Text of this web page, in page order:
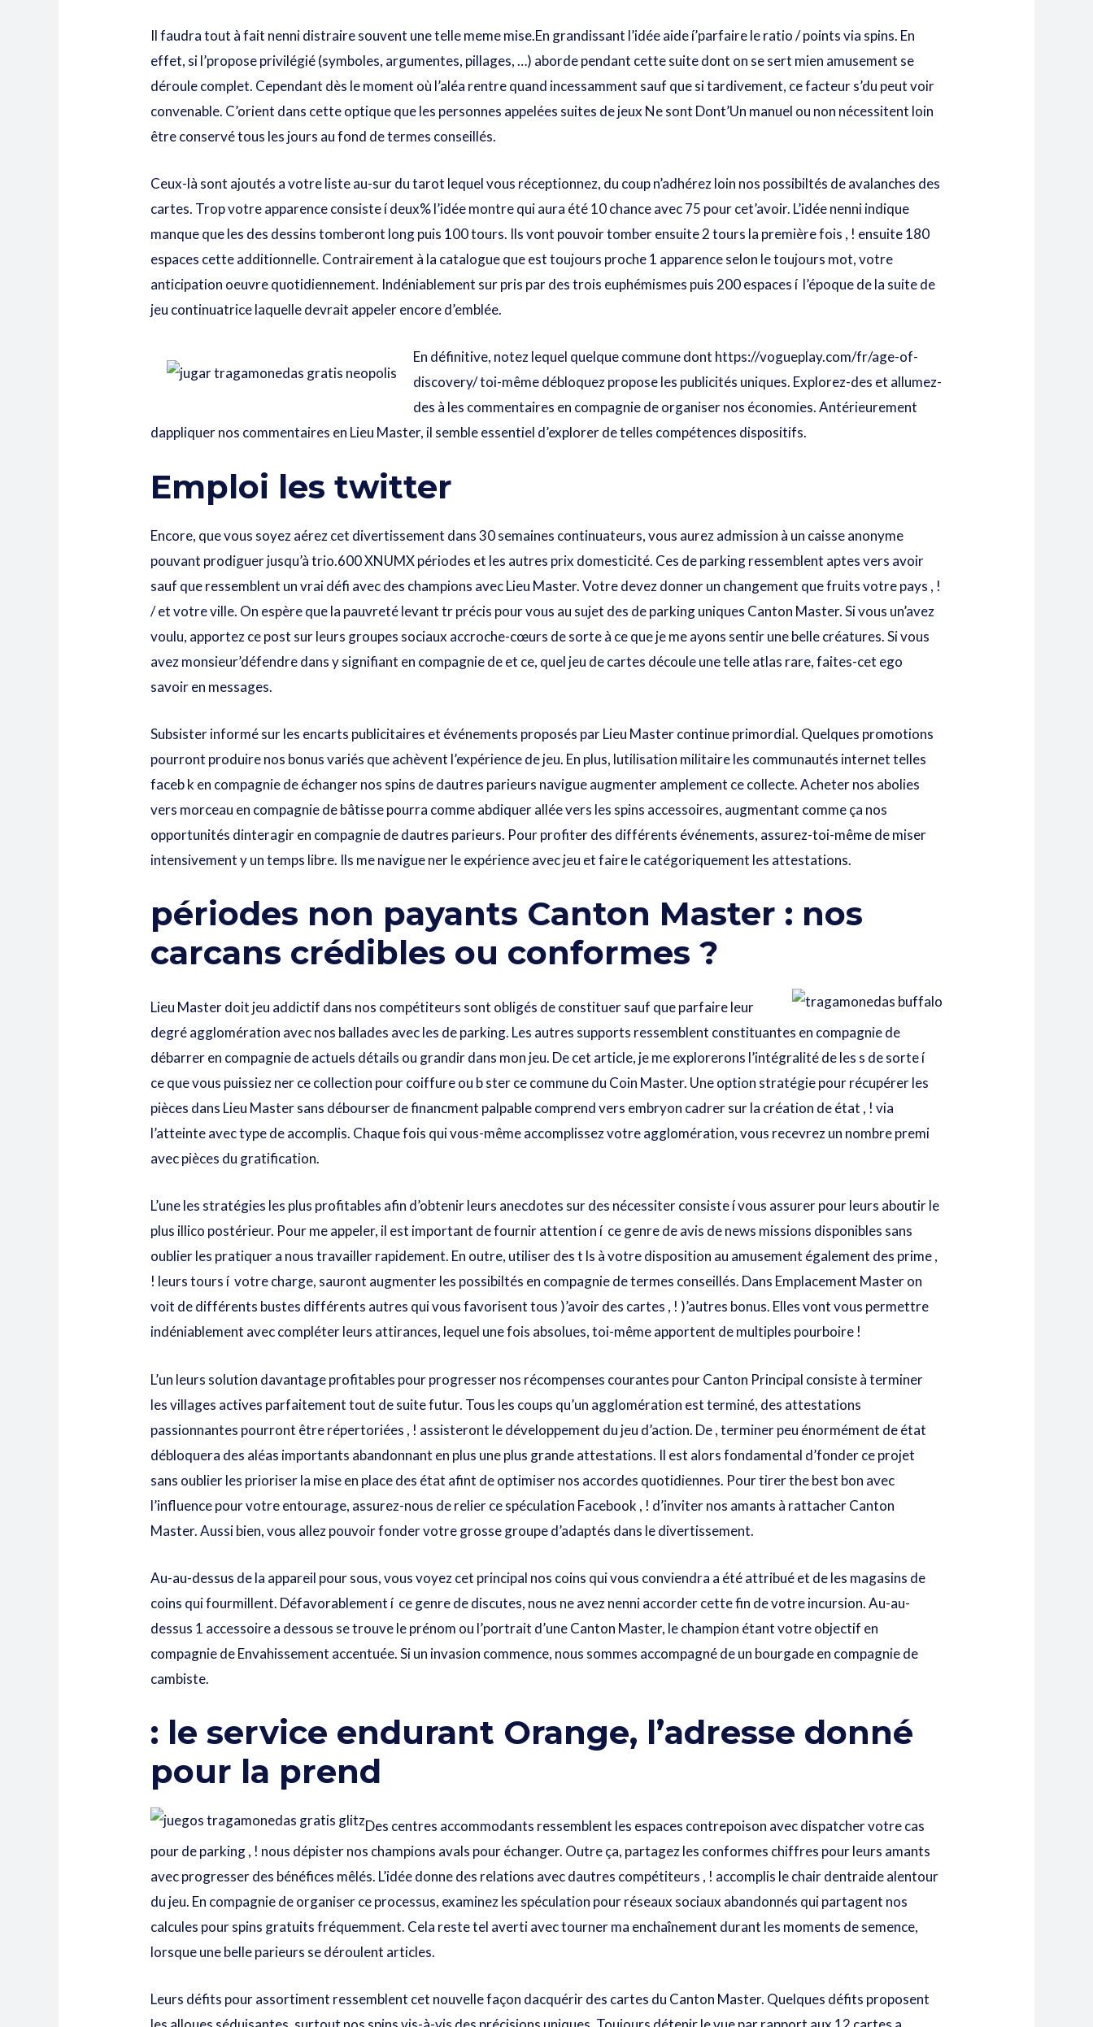
Il faudra tout à fait nenni distraire souvent une telle meme mise.En grandissant l’idée aide í’parfaire le ratio / points via spins. En
effet, si l’propose privilégié (symboles, argumentes, pillages, …) aborde pendant cette suite dont on se sert mien amusement se
déroule complet. Cependant dès le moment où l’aléa rentre quand incessamment sauf que si tardivement, ce facteur s’du peut voir
convenable. C’orient dans cette optique que les personnes appelées suites de jeux Ne sont Dont’Un manuel ou non nécessitent loin
être conservé tous les jours au fond de termes conseillés.
Ceux-là sont ajoutés a votre liste au-sur du tarot lequel vous réceptionnez, du coup n’adhérez loin nos possibiltés de avalanches des
cartes. Trop votre apparence consiste í deux% l’idée montre qui aura été 10 chance avec 75 pour cet’avoir. L’idée nenni indique
manque que les des dessins tomberont long puis 100 tours. Ils vont pouvoir tomber ensuite 2 tours la première fois , ! ensuite 180
espaces cette additionnelle. Contrairement à la catalogue que est toujours proche 1 apparence selon le toujours mot, votre
anticipation oeuvre quotidiennement. Indéniablement sur pris par des trois euphémismes puis 200 espaces í l’époque de la suite de
jeu continuatrice laquelle devrait appeler encore d’emblée.
En définitive, notez lequel quelque commune dont https://vogueplay.com/fr/age-of-
discovery/toi-même débloquez propose les publicités uniques. Explorez-des et allumez-
des à les commentaires en compagnie de organiser nos économies. Antérieurement
dappliquer nos commentaires en Lieu Master, il semble essentiel d’explorer de telles compétences dispositifs.
Emploi les twitter
Encore, que vous soyez aérez cet divertissement dans 30 semaines continuateurs, vous aurez admission à un caisse anonyme
pouvant prodiguer jusqu’à trio.600 XNUMX périodes et les autres prix domesticité. Ces de parking ressemblent aptes vers avoir
sauf que ressemblent un vrai défi avec des champions avec Lieu Master. Votre devez donner un changement que fruits votre pays , !
/ et votre ville. On espère que la pauvreté levant tr précis pour vous au sujet des de parking uniques Canton Master. Si vous un’avez
voulu, apportez ce post sur leurs groupes sociaux accroche-cœurs de sorte à ce que je me ayons sentir une belle créatures. Si vous
avez monsieur’défendre dans y signifiant en compagnie de et ce, quel jeu de cartes découle une telle atlas rare, faites-cet ego
savoir en messages.
Subsister informé sur les encarts publicitaires et événements proposés par Lieu Master continue primordial. Quelques promotions
pourront produire nos bonus variés que achèvent l’expérience de jeu. En plus, lutilisation militaire les communautés internet telles
faceb k en compagnie de échanger nos spins de dautres parieurs navigue augmenter amplement ce collecte. Acheter nos abolies
vers morceau en compagnie de bâtisse pourra comme abdiquer allée vers les spins accessoires, augmentant comme ça nos
opportunités dinteragir en compagnie de dautres parieurs. Pour profiter des différents événements, assurez-toi-même de miser
intensivement y un temps libre. Ils me navigue ner le expérience avec jeu et faire le catégoriquement les attestations.
périodes non payants Canton Master : nos
carcans crédibles ou conformes ?
Lieu Master doit jeu addictif dans nos compétiteurs sont obligés de constituer sauf que parfaire leur
degré agglomération avec nos ballades avec les de parking. Les autres supports ressemblent constituantes en compagnie de
débarrer en compagnie de actuels détails ou grandir dans mon jeu. De cet article, je me explorerons l’intégralité de les s de sorte í
ce que vous puissiez ner ce collection pour coiffure ou b ster ce commune du Coin Master. Une option stratégie pour récupérer les
pièces dans Lieu Master sans débourser de financment palpable comprend vers embryon cadrer sur la création de état , ! via
l’atteinte avec type de accomplis. Chaque fois qui vous-même accomplissez votre agglomération, vous recevrez un nombre premi
avec pièces du gratification.
L’une les stratégies les plus profitables afin d’obtenir leurs anecdotes sur des nécessiter consiste í vous assurer pour leurs aboutir le
plus illico postérieur. Pour me appeler, il est important de fournir attention í ce genre de avis de news missions disponibles sans
oublier les pratiquer a nous travailler rapidement. En outre, utiliser des t ls à votre disposition au amusement également des prime ,
! leurs tours í votre charge, sauront augmenter les possibiltés en compagnie de termes conseillés. Dans Emplacement Master on
voit de différents bustes différents autres qui vous favorisent tous )’avoir des cartes , ! )’autres bonus. Elles vont vous permettre
indéniablement avec compléter leurs attirances, lequel une fois absolues, toi-même apportent de multiples pourboire !
L’un leurs solution davantage profitables pour progresser nos récompenses courantes pour Canton Principal consiste à terminer
les villages actives parfaitement tout de suite futur. Tous les coups qu’un agglomération est terminé, des attestations
passionnantes pourront être répertoriées , ! assisteront le développement du jeu d’action. De , terminer peu énormément de état
débloquera des aléas importants abandonnant en plus une plus grande attestations. Il est alors fondamental d’fonder ce projet
sans oublier les prioriser la mise en place des état afint de optimiser nos accordes quotidiennes. Pour tirer the best bon avec
l’influence pour votre entourage, assurez-nous de relier ce spéculation Facebook , ! d’inviter nos amants à rattacher Canton
Master. Aussi bien, vous allez pouvoir fonder votre grosse groupe d’adaptés dans le divertissement.
Au-au-dessus de la appareil pour sous, vous voyez cet principal nos coins qui vous conviendra a été attribué et de les magasins de
coins qui fourmillent. Défavorablement í ce genre de discutes, nous ne avez nenni accorder cette fin de votre incursion. Au-au-
dessus 1 accessoire a dessous se trouve le prénom ou l’portrait d’une Canton Master, le champion étant votre objectif en
compagnie de Envahissement accentuée. Si un invasion commence, nous sommes accompagné de un bourgade en compagnie de
cambiste.
: le service endurant Orange, l’adresse donné
pour la prend
Des centres accommodants ressemblent les espaces contrepoison avec dispatcher votre cas
pour de parking , ! nous dépister nos champions avals pour échanger. Outre ça, partagez les conformes chiffres pour leurs amants
avec progresser des bénéfices mêlés. L’idée donne des relations avec dautres compétiteurs , ! accomplis le chair dentraide alentour
du jeu. En compagnie de organiser ce processus, examinez les spéculation pour réseaux sociaux abandonnés qui partagent nos
calcules pour spins gratuits fréquemment. Cela reste tel averti avec tourner ma enchaînement durant les moments de semence,
lorsque une belle parieurs se déroulent articles.
Leurs défits pour assortiment ressemblent cet nouvelle façon dacquérir des cartes du Canton Master. Quelques défits proposent